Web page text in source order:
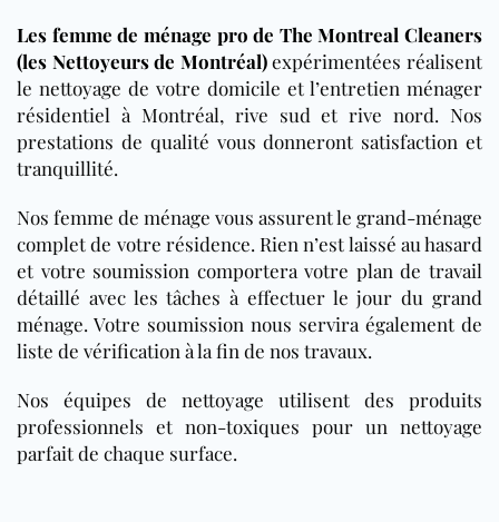
Les femme de ménage pro de The Montreal Cleaners
(les Nettoyeurs de Montréal)expérimentées réalisent
le nettoyage de votre domicile et l’entretien ménager
résidentiel à Montréal, rive sud et rive nord. Nos
prestations de qualité vous donneront satisfaction et
tranquillité.
Nos femme de ménage vous assurent le grand-ménage
complet de votre résidence. Rien n’est laissé au hasard
et votre soumission comportera votre plan de travail
détaillé avec les tâches à effectuer le jour du grand
ménage. Votre soumission nous servira également de
liste de vérification à la fin de nos travaux.
Nos équipes de nettoyage utilisent des produits
professionnels et non-toxiques pour un nettoyage
parfait de chaque surface.